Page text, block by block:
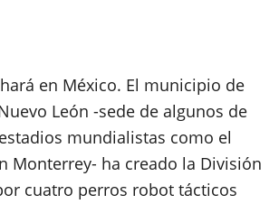
en México. El municipio de
León -sede de algunos de
mundialistas como el
Monterrey- ha creado la División
cuatro perros robot tácticos